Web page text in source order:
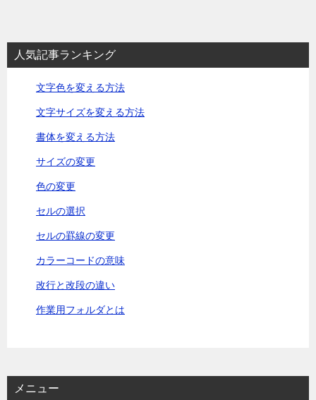
人気記事ランキング
文字色を変える方法
文字サイズを変える方法
書体を変える方法
サイズの変更
色の変更
セルの選択
セルの罫線の変更
カラーコードの意味
改行と改段の違い
作業用フォルダとは
メニュー